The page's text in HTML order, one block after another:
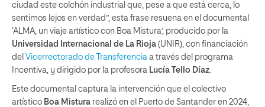
ciudad este colchón industrial que, pese a que está cerca, lo
sentimos lejos en verdad”, esta frase resuena en el documental
‘ALMA, un viaje artístico con Boa Mistura’, producido por la
Universidad Internacional de La Rioja (UNIR), con financiación
del Vicerrectorado de Transferencia a través del programa
Incentiva, y dirigido por la profesora Lucía Tello Díaz
Este documental captura la intervención que el colectivo
artístico Boa Mistura realizó en el Puerto de Santander en 2024,